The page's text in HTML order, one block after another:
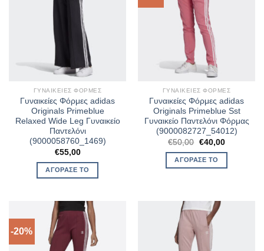
ΓΥΝΑΙΚΕΊΕΣ ΦΌΡΜΕΣ
Γυναικείες Φόρμες adidas
Originals Primeblue
Relaxed Wide Leg Γυναικείο
Παντελόνι
(9000058760_1469)
€55,00
ΑΓΌΡΑΣΈ ΤΟ
ΓΥΝΑΙΚΕΊΕΣ ΦΌΡΜΕΣ
Γυναικείες Φόρμες adidas
Originals Primeblue Sst
Γυναικείο Παντελόνι Φόρμας
(9000082727_54012)
€50,00 Original
price
was:
€50,00.
€40,00Η
ΑΓΌΡΑΣΈ ΤΟ
-20%